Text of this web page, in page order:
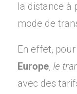
la distance à
mode de
En effet, pour
Europe, le
avec des